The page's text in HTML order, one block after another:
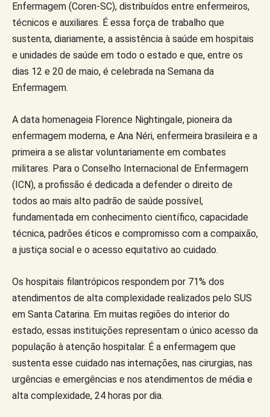
Enfermagem (Coren-SC), distribuídos entre enfermeiros,
técnicos e auxiliares. É essa força de trabalho que
sustenta, diariamente, a assistência à saúde em hospitais
e unidades de saúde em todo o estado e que, entre os
dias 12 e 20 de maio, é celebrada na Semana da
Enfermagem.
A data homenageia Florence Nightingale, pioneira da
enfermagem moderna, e Ana Néri, enfermeira brasileira e a
primeira a se alistar voluntariamente em combates
militares. Para o Conselho Internacional de Enfermagem
(ICN), a profissão é dedicada a defender o direito de
todos ao mais alto padrão de saúde possível,
fundamentada em conhecimento científico, capacidade
técnica, padrões éticos e compromisso com a compaixão,
a justiça social e o acesso equitativo ao cuidado.
Os hospitais filantrópicos respondem por 71% dos
atendimentos de alta complexidade realizados pelo SUS
em Santa Catarina. Em muitas regiões do interior do
estado, essas instituições representam o único acesso da
população à atenção hospitalar. É a enfermagem que
sustenta esse cuidado nas internações, nas cirurgias, nas
urgências e emergências e nos atendimentos de média e
alta complexidade, 24 horas por dia.